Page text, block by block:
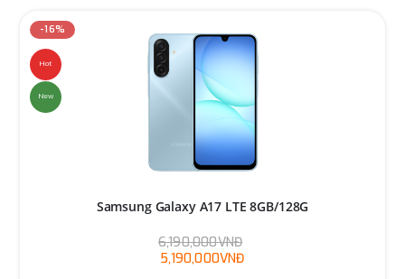
-16%
Hot
New
Samsung Galaxy A17 LTE 8GB/128G
6,190,000VNĐ
5,190,000VNĐ